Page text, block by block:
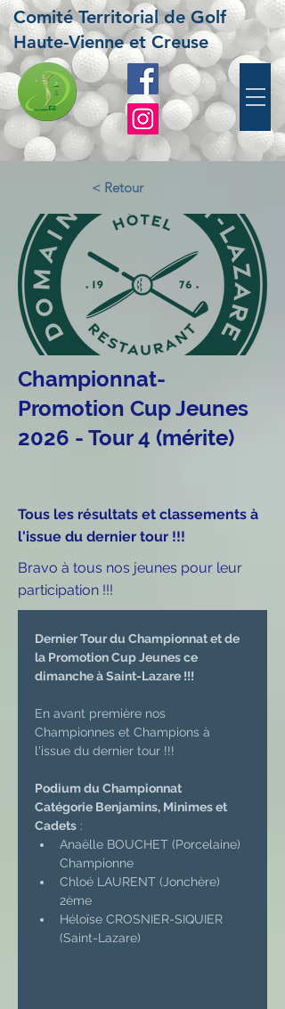
Comité Territorial de Golf
Haute-Vienne et Creuse
< Retour
Championnat-
Promotion Cup Jeunes
2026 - Tour 4 (mérite)
Tous les résultats et classements à
l'issue du dernier tour !!!
Bravo à tous nos jeunes pour leur
participation !!!
Dernier Tour du Championnat et de
la Promotion Cup Jeunes ce
dimanche à Saint-Lazare !!!
En avant première nos
Championnes et Champions à
l'issue du dernier tour !!!
Podium du Championnat
Catégorie Benjamins, Minimes et
Cadets :
Anaëlle BOUCHET (Porcelaine)
Championne
Chloé LAURENT (Jonchère)
2ème
Héloïse CROSNIER-SIQUIER
(Saint-Lazare)